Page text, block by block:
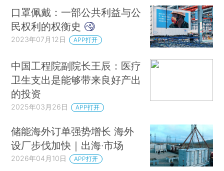
口罩佩戴：一部公共利益与公
民权利的权衡史
2023年07月12日 APP打开
中国工程院副院长王辰：医疗
卫生支出是能够带来良好产出
的投资
2025年03月26日 APP打开
储能海外订单强势增长 海外
设厂步伐加快｜出海·市场
2026年04月10日 APP打开